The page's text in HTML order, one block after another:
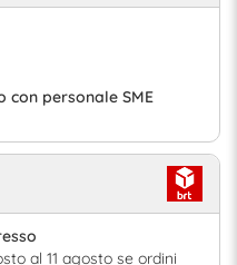
con personale SME
al 11 agosto se ordini